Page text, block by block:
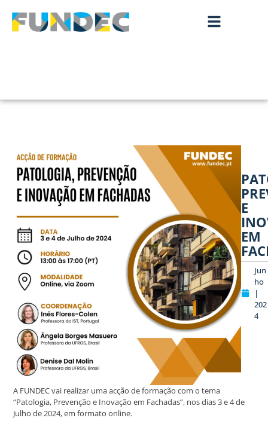
E
EM
Jun
ho
|
202
4
A FUNDEC vai realizar uma acção de formação com o tema
“Patologia, Prevenção e Inovação em Fachadas”, nos dias 3 e 4 de
Julho de 2024, em formato online.